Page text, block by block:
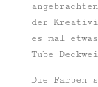
der
es mal
Tube
Die